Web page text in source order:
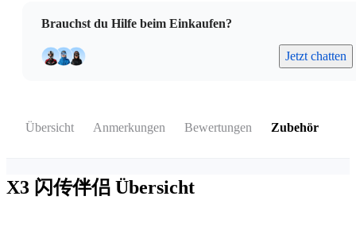
Brauchst du Hilfe beim Einkaufen?
Jetzt chatten
Übersicht Anmerkungen Bewertungen Zubehör
X3 闪传伴侣 Übersicht